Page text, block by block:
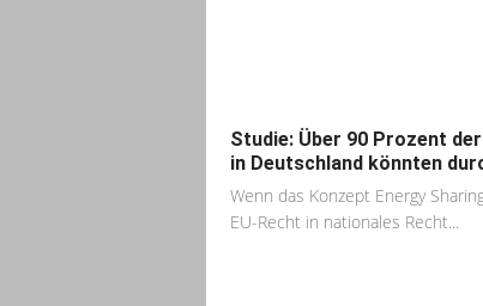
Studie: Über 90 Prozent
in Deutschland könnten
Wenn das Konzept Energy
EU-Recht in nationales Recht...